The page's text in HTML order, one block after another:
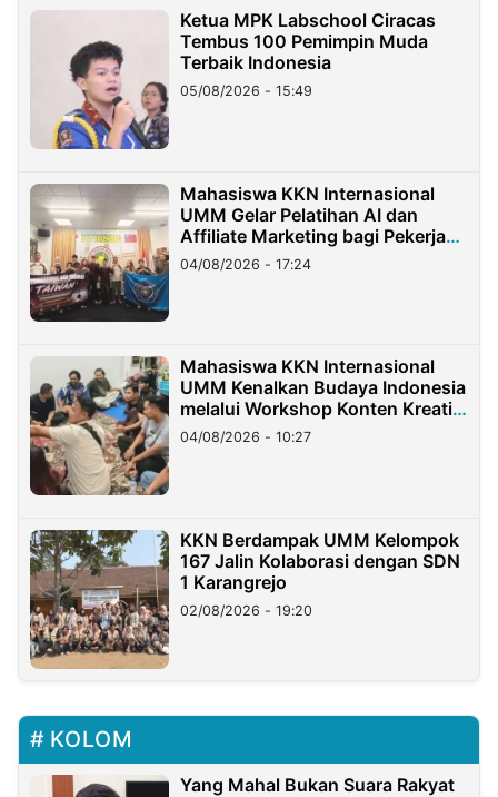
Ketua MPK Labschool Ciracas
Tembus 100 Pemimpin Muda
Terbaik Indonesia
05/08/2026 - 15:49
Mahasiswa KKN Internasional
UMM Gelar Pelatihan AI dan
Affiliate Marketing bagi Pekerja
Migran Indonesia di Taiwan
04/08/2026 - 17:24
Mahasiswa KKN Internasional
UMM Kenalkan Budaya Indonesia
melalui Workshop Konten Kreatif
di Taiwan
04/08/2026 - 10:27
KKN Berdampak UMM Kelompok
167 Jalin Kolaborasi dengan SDN
1 Karangrejo
02/08/2026 - 19:20
KOLOM
Yang Mahal Bukan Suara Rakyat